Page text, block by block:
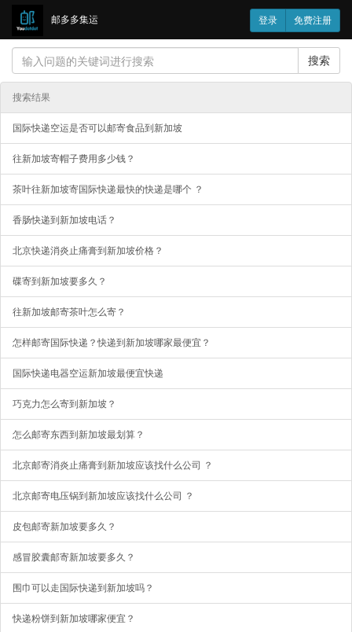
邮多多集运 登录 免费注册
搜索
搜索结果
国际快递空运是否可以邮寄食品到新加坡
往新加坡寄帽子费用多少钱？
茶叶往新加坡寄国际快递最快的快递是哪个 ？
香肠快递到新加坡电话？
北京快递消炎止痛膏到新加坡价格？
碟寄到新加坡要多久？
往新加坡邮寄茶叶怎么寄？
怎样邮寄国际快递？快递到新加坡哪家最便宜？
国际快递电器空运新加坡最便宜快递
巧克力怎么寄到新加坡？
怎么邮寄东西到新加坡最划算？
北京邮寄消炎止痛膏到新加坡应该找什么公司 ？
北京邮寄电压锅到新加坡应该找什么公司 ？
皮包邮寄新加坡要多久？
感冒胶囊邮寄新加坡要多久？
围巾可以走国际快递到新加坡吗？
快递粉饼到新加坡哪家便宜？